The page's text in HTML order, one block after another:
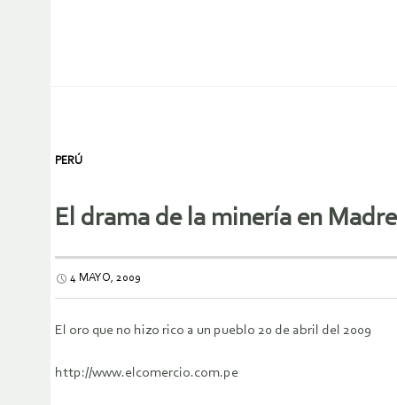
PERÚ
El drama de la minería en
4 MAYO, 2009
El oro que no hizo rico a un pueblo 20 de abril del 2009
http://www.elcomercio.com.pe